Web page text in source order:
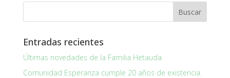
Entradas recientes
Últimas novedades de la Familia Hetauda
Comunidad Esperanza cumple 20 años de existencia.